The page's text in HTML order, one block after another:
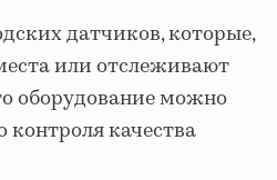
датчиков, которые,
или отслеживают
оборудование можно
контроля качества